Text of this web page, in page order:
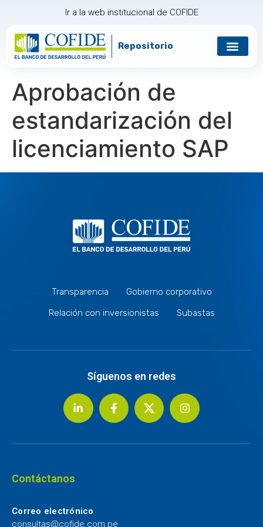
Ir a la web institucional de COFIDE
Repositorio
Aprobación de
estandarización del
licenciamiento SAP
Transparencia
Gobierno corporativo
Relación con inversionistas
Subastas
Síguenos en redes
Contáctanos
Correo electrónico
consultas@cofide.com.pe